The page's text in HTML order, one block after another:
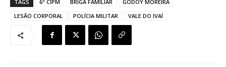
TAGS 6ª CIPM BRIGA FAMILIAR
GODOY MOREIRA
LESÃO CORPORAL
POLÍCIA MILITAR VALE DO IVAÍ